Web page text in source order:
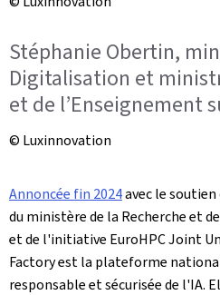
Stéphanie Obertin,
Digitalisation et
et de l’Enseignement
© Luxinnovation
Annoncée fin 2024avec le
du ministère de la Recherche et
et de l'initiative EuroHPC Joint
Factoryest la plateforme
responsable et sécurisée de l'IA.